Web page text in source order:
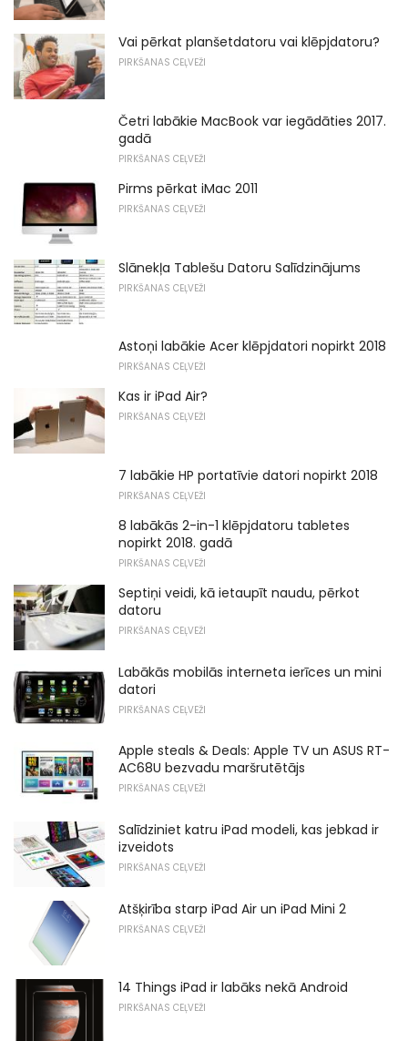
Vai pērkat planšetdatoru vai klēpjdatoru?
PIRKŠANAS CEĻVEŽI
Četri labākie MacBook var iegādāties 2017.
gadā
PIRKŠANAS CEĻVEŽI
Pirms pērkat iMac 2011
PIRKŠANAS CEĻVEŽI
Slānekļa Tablešu Datoru Salīdzinājums
PIRKŠANAS CEĻVEŽI
Astoņi labākie Acer klēpjdatori nopirkt 2018
PIRKŠANAS CEĻVEŽI
Kas ir iPad Air?
PIRKŠANAS CEĻVEŽI
7 labākie HP portatīvie datori nopirkt 2018
PIRKŠANAS CEĻVEŽI
8 labākās 2-in-1 klēpjdatoru tabletes
nopirkt 2018. gadā
PIRKŠANAS CEĻVEŽI
Septiņi veidi, kā ietaupīt naudu, pērkot
datoru
PIRKŠANAS CEĻVEŽI
Labākās mobilās interneta ierīces un mini
datori
PIRKŠANAS CEĻVEŽI
Apple steals & Deals: Apple TV un ASUS RT-
AC68U bezvadu maršrutētājs
PIRKŠANAS CEĻVEŽI
Salīdziniet katru iPad modeli, kas jebkad ir
izveidots
PIRKŠANAS CEĻVEŽI
Atšķirība starp iPad Air un iPad Mini 2
PIRKŠANAS CEĻVEŽI
14 Things iPad ir labāks nekā Android
PIRKŠANAS CEĻVEŽI